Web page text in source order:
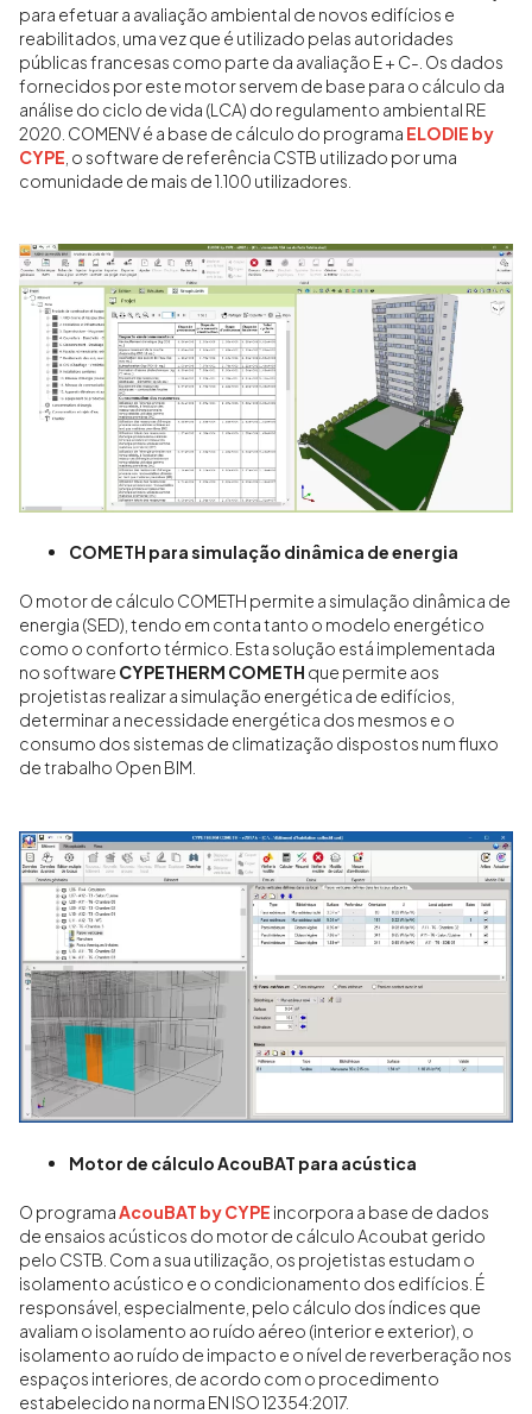
para efetuar a avaliação ambiental de novos edifícios e
reabilitados, uma vez que é utilizado pelas autoridades
públicas francesas como parte da avaliação E + C-. Os dados
fornecidos por este motor servem de base para o cálculo da
análise do ciclo de vida (LCA) do regulamento ambiental RE
2020. COMENV é a base de cálculo do programa ELODIE by
CYPE , o software de referência CSTB utilizado por uma
comunidade de mais de 1.100 utilizadores.
COMETH para simulação dinâmica de energia
O motor de cálculo COMETH permite a simulação dinâmica de
energia (SED), tendo em conta tanto o modelo energético
como o conforto térmico. Esta solução está implementada
no software CYPETHERM COMETH que permite aos
projetistas realizar a simulação energética de edifícios,
determinar a necessidade energética dos mesmos e o
consumo dos sistemas de climatização dispostos num fluxo
de trabalho Open BIM.
Motor de cálculo AcouBAT para acústica
O programaAcouBAT by CYPE incorpora a base de dados
de ensaios acústicos do motor de cálculo Acoubat gerido
pelo CSTB. Com a sua utilização, os projetistas estudam o
isolamento acústico e o condicionamento dos edifícios. É
responsável, especialmente, pelo cálculo dos índices que
avaliam o isolamento ao ruído aéreo (interior e exterior), o
isolamento ao ruído de impacto e o nível de reverberação nos
espaços interiores, de acordo com o procedimento
estabelecido na norma EN ISO 12354:2017.